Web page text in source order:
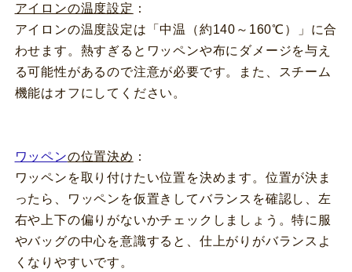
アイロンの温度設定 ：
アイロンの温度設定は「中温（約140～160℃）」に合
わせます。熱すぎるとワッペンや布にダメージを与え
る可能性があるので注意が必要です。また、スチーム
機能はオフにしてください。
ワッペンの位置決め ：
ワッペンを取り付けたい位置を決めます。位置が決ま
ったら、ワッペンを仮置きしてバランスを確認し、左
右や上下の偏りがないかチェックしましょう。特に服
やバッグの中心を意識すると、仕上がりがバランスよ
くなりやすいです。